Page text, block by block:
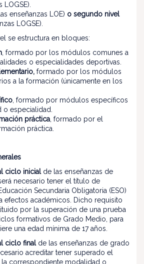
LOGSE).
enseñanzas LOE) o segundo nivel
LOGSE).
se estructura en bloques:
, formado por los módulos comunes a
o especialidades deportivas.
formado por los módulos
a la formación (únicamente en los
, formado por módulos específicos
especialidad.
práctica , formado por el
práctica.
ciclo inicialde las enseñanzas de
necesario tener el título de
Secundaria Obligatoria (ESO)
efectos académicos. Dicho requisito
por la superación de una prueba
formativos de Grado Medio, para
una edad mínima de 17 años.
ciclo finalde las enseñanzas de grado
acreditar tener superado el
correspondiente modalidad o